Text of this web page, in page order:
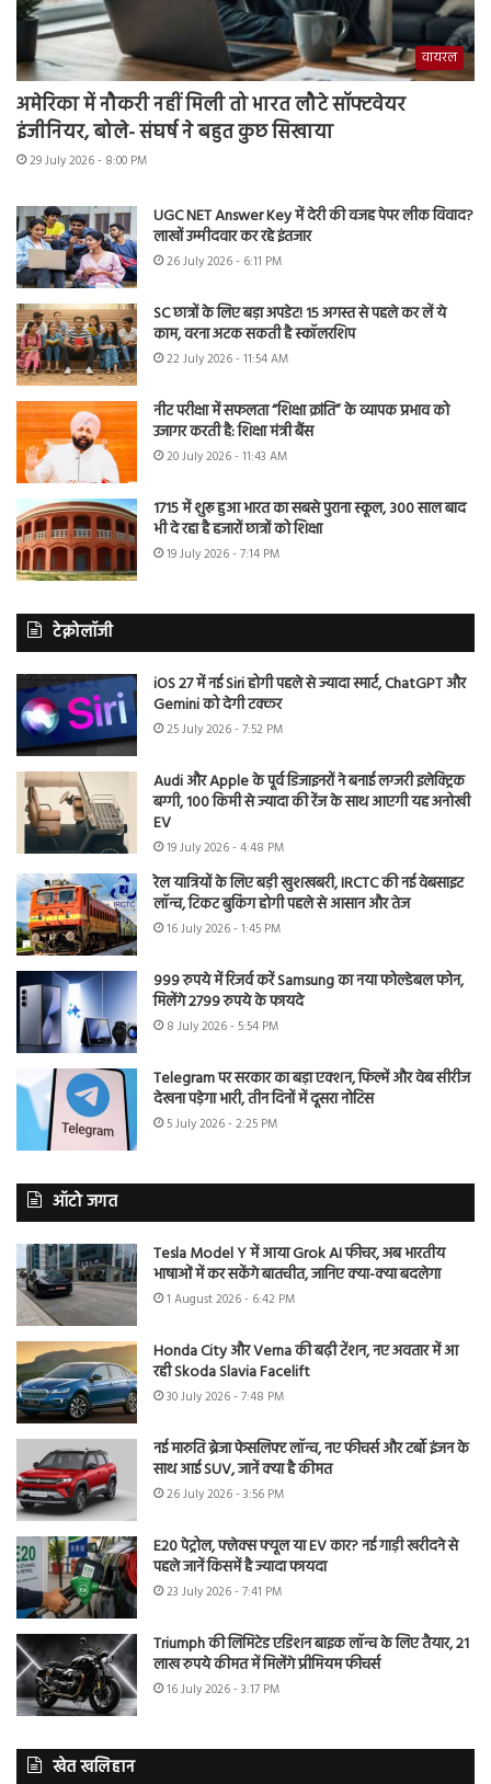
वायरल
अमेरिका में नौकरी नहीं मिली तो भारत लौटे सॉफ्टवेयर
इंजीनियर, बोले- संघर्ष ने बहुत कुछ सिखाया
29 July 2026 - 8:00 PM
UGC NET Answer Key में देरी की वजह पेपर लीक विवाद?
लाखों उम्मीदवार कर रहे इंतजार
26 July 2026 - 6:11 PM
SC छात्रों के लिए बड़ा अपडेट! 15 अगस्त से पहले कर लें ये
काम, वरना अटक सकती है स्कॉलरशिप
22 July 2026 - 11:54 AM
नीट परीक्षा में सफलता “शिक्षा क्रांति” के व्यापक प्रभाव को
उजागर करती है: शिक्षा मंत्री बैंस
20 July 2026 - 11:43 AM
1715 में शुरू हुआ भारत का सबसे पुराना स्कूल, 300 साल बाद
भी दे रहा है हजारों छात्रों को शिक्षा
19 July 2026 - 7:14 PM
टेक्नोलॉजी
iOS 27 में नई Siri होगी पहले से ज्यादा स्मार्ट, ChatGPT और
Gemini को देगी टक्कर
25 July 2026 - 7:52 PM
Audi और Apple के पूर्व डिजाइनरों ने बनाई लग्जरी इलेक्ट्रिक
बग्गी, 100 किमी से ज्यादा की रेंज के साथ आएगी यह अनोखी
EV
19 July 2026 - 4:48 PM
रेल यात्रियों के लिए बड़ी खुशखबरी, IRCTC की नई वेबसाइट
लॉन्च, टिकट बुकिंग होगी पहले से आसान और तेज
16 July 2026 - 1:45 PM
999 रुपये में रिजर्व करें Samsung का नया फोल्डेबल फोन,
मिलेंगे 2799 रुपये के फायदे
8 July 2026 - 5:54 PM
Telegram पर सरकार का बड़ा एक्शन, फिल्में और वेब सीरीज
देखना पड़ेगा भारी, तीन दिनों में दूसरा नोटिस
5 July 2026 - 2:25 PM
ऑटो जगत
Tesla Model Y में आया Grok AI फीचर, अब भारतीय
भाषाओं में कर सकेंगे बातचीत, जानिए क्या-क्या बदलेगा
1 August 2026 - 6:42 PM
Honda City और Verna की बढ़ी टेंशन, नए अवतार में आ
रही Skoda Slavia Facelift
30 July 2026 - 7:48 PM
नई मारुति ब्रेजा फेसलिफ्ट लॉन्च, नए फीचर्स और टर्बो इंजन के
साथ आई SUV, जानें क्या है कीमत
26 July 2026 - 3:56 PM
E20 पेट्रोल, फ्लेक्स फ्यूल या EV कार? नई गाड़ी खरीदने से
पहले जानें किसमें है ज्यादा फायदा
23 July 2026 - 7:41 PM
Triumph की लिमिटेड एडिशन बाइक लॉन्च के लिए तैयार, 21
लाख रुपये कीमत में मिलेंगे प्रीमियम फीचर्स
16 July 2026 - 3:17 PM
खेत खलिहान